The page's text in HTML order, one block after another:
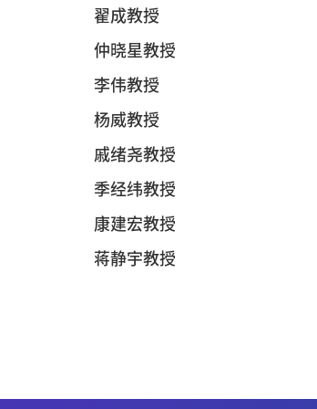
翟成教授
仲晓星教授
李伟教授
杨威教授
戚绪尧教授
季经纬教授
康建宏教授
蒋静宇教授